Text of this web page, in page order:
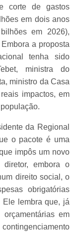
corte de gastos
em dois anos
em 2026),
a proposta
tenha sido
ministra do
ministro da Casa
impactos, em
da Regional
o pacote é uma
impôs um novo
embora o
direito social, o
obrigatórias
Ele lembra que, já
em